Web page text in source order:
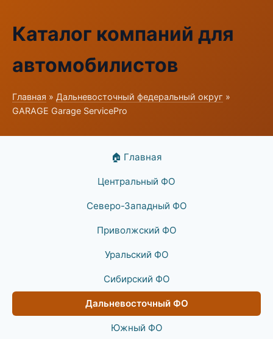
Каталог компаний для
автомобилистов
Главная » Дальневосточный федеральный округ »
GARAGE Garage ServicePro
🏠 Главная
Центральный ФО
Северо-Западный ФО
Приволжский ФО
Уральский ФО
Сибирский ФО
Дальневосточный ФО
Южный ФО